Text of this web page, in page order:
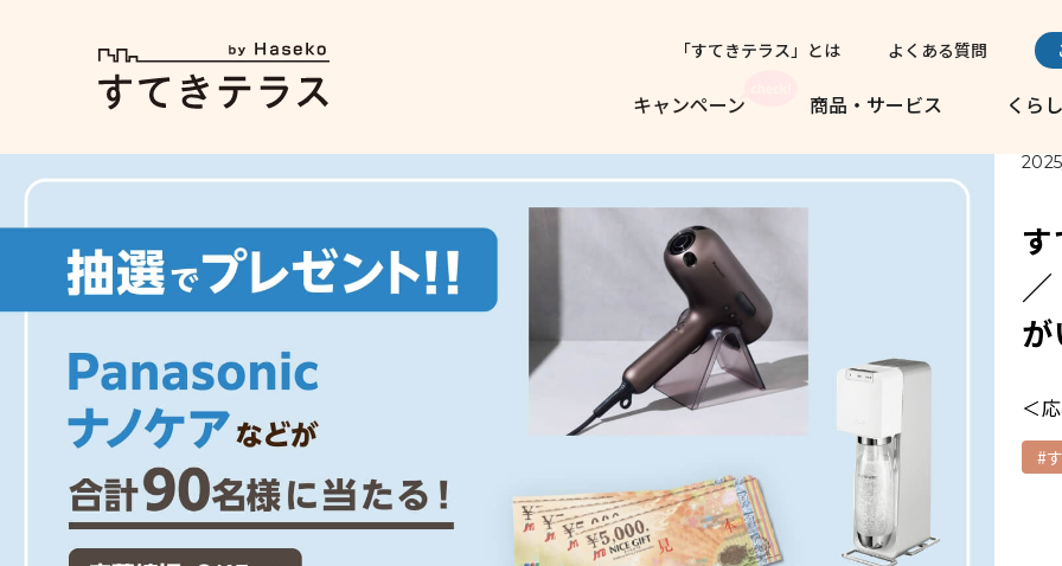
キャンペーン 商品・サービス くら
「すてきテラス」とは よくある質問
＜
#